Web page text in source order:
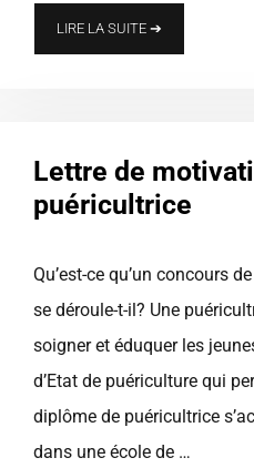
LIRE LA SUITE ➔
Lettre de
puéricultrice
Qu’est-ce qu’un concours
se déroule-t-il? Une
soigner et éduquer les
d’Etat de puériculture qui
diplôme de puéricultrice
dans une école de …